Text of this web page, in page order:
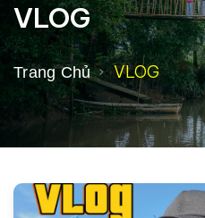
VLOG
Trang Chủ VLOG